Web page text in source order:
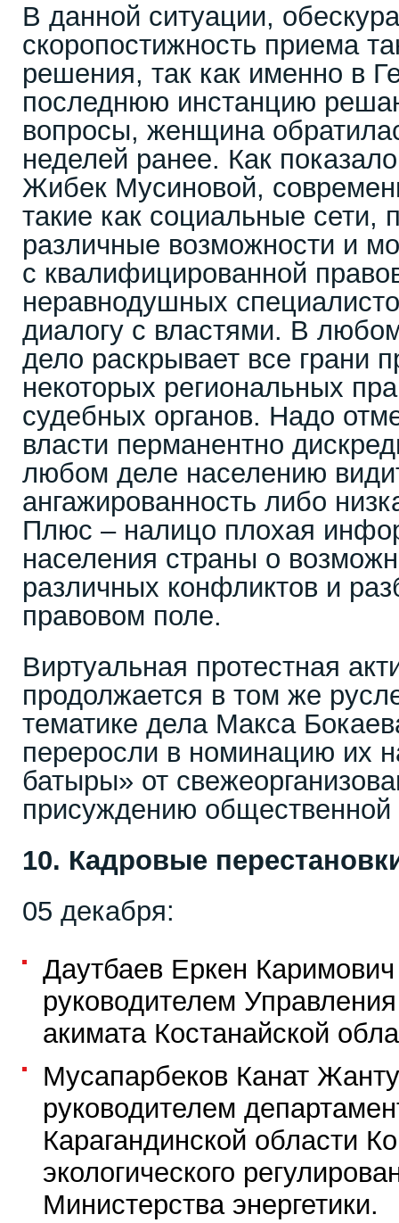
В данной ситуации,
скоропостижность приема
решения, так как именно в
последнюю инстанцию
вопросы, женщина
неделей ранее. Как
Жибек Мусиновой,
такие как социальные сети,
различные возможности и
с квалифицированной
неравнодушных
диалогу с властями. В
дело раскрывает все грани
некоторых региональных
судебных органов. Надо
власти перманентно
любом деле населению
ангажированность либо
Плюс – налицо плохая
населения страны о
различных конфликтов и
правовом поле.
Виртуальная протестная
продолжается в том же
тематике дела Макса
переросли в номинацию их
батыры» от
присуждению
10. Кадровые
05 декабря:
Даутбаев Еркен
руководителем
акимата Костанайской
Мусапарбеков Канат
руководителем
Карагандинской области
экологического
Министерства энергетики.